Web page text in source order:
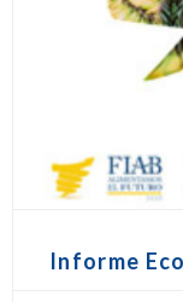
Informe